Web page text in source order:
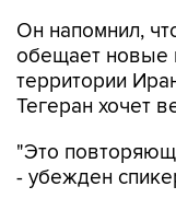
Он напомнил,
обещает новые
территории
Тегеран хочет
"Это
- убежден